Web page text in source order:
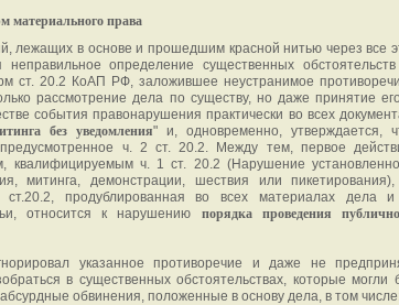
материального права
лежащих в основе и прошедшим красной нитью через все
неправильное определение существенных
ст. 20.2 КоАП РФ, заложившее неустранимое
рассмотрение дела по существу, но даже принятие
события правонарушения практически во всех
без уведомления" и, одновременно, утверждается,
ч. 2 ст. 20.2. Между тем, первое
квалифицируемым ч. 1 ст. 20.2 (Нарушение
митинга, демонстрации, шествия или
продублированная во всех материалах дела
относится к нарушению порядка проведения
указанное противоречие и даже не
в существенных обстоятельствах, которые могли
обвинения, положенные в основу дела, в том